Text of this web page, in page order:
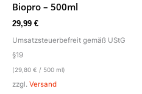
Biopro – 500ml
29,99 €
Umsatzsteuerbefreit gemäß UStG
§19
(29,80 € / 500 ml)
zzgl. Versand